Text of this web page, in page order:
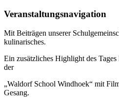
Veranstaltungsnavigation
Mit Beiträgen unserer
kulinarisches.
Ein zusätzliches Highlight des
der
„Waldorf School Windhoek“ mit
Gesang.